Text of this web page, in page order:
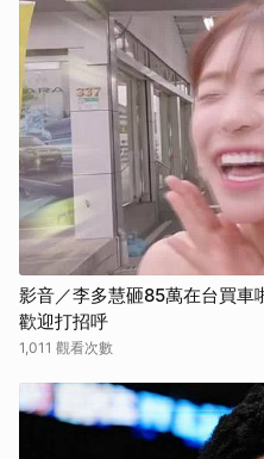
影音／李多慧砸85萬在台買
歡迎打招呼
1,011 觀看次數